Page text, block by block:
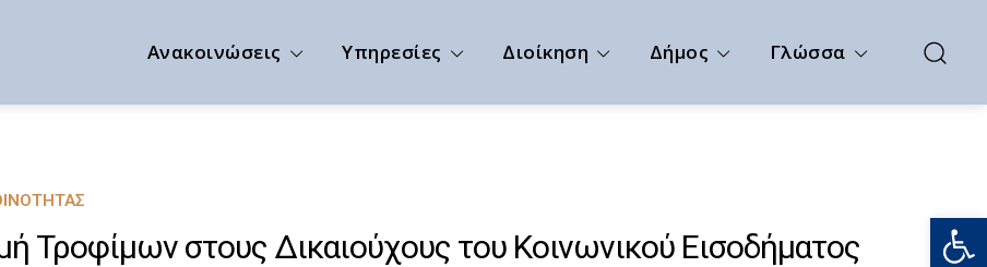
Ανακοινώσεις Υπηρεσίες Διοίκηση Δήμος Γλώσσα
Τροφίμων στους Δικαιούχους του Κοινωνικού Εισοδήματος